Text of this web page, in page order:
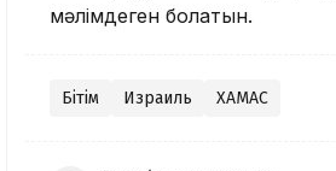
мәлімдеген болатын.
Бітім Израиль ХАМАС